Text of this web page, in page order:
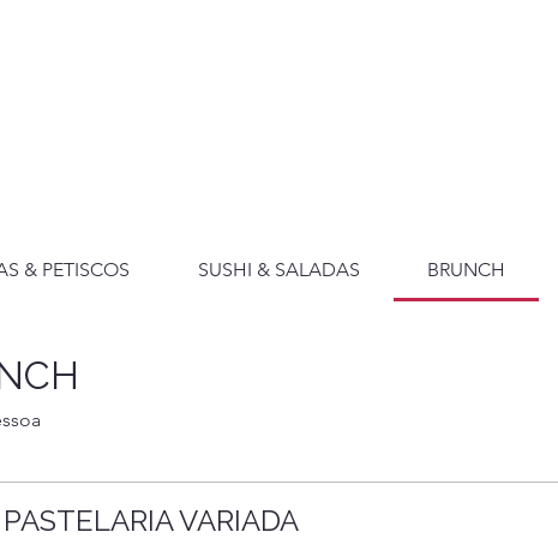
& PETISCOS SUSHI & SALADAS BRUNCH
VARIADA